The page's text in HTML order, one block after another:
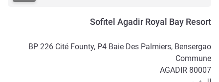
Sofitel Agadir Royal Bay Resort
BP 226 Cité Founty, P4 Baie Des Palmiers, Bensergao
Commune
80007
AGADIR